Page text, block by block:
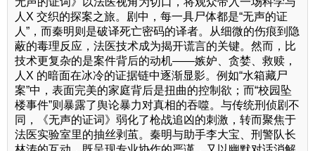
人X 交织的探案之旅。剧中，每一具尸体都是“无声的证
人”，而秦明则是破译死亡密码的译者。从细微的伤痕到隐
蔽的毒理反应，法医技术成为揭开谎言的关键。然而，比
技术更复杂的是案件背后的动机——嫉妒、贪婪、救赎，
人X 的暗面在冰冷的证据链中逐渐显影。例如“水箱藏尸
案”中，表面完美的家庭背后是扭曲的控制欲；而“校园坠
楼事件”则暴露了舆论暴力对真相的吞噬。与传统刑侦剧不
同，《无声的证词》弱化了枪战追凶的刺激，转而聚焦于
法医实验室里的抽丝剥茧。秦明与助手李大宝、刑警队长